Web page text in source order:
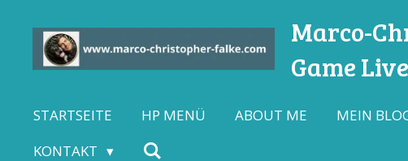
Hauptinhalt
springen
Marco-
Game
STARTSEITE HP MENÜ ABOUT ME MEIN
KONTAKT